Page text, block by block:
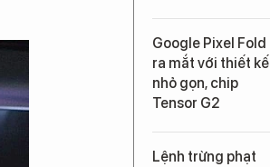
Google Pixel Fold
ra mắt với thiết kế
nhỏ gọn, chip
Tensor G2
Lệnh trừng phạt